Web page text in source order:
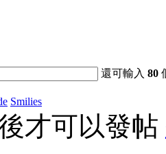
還可輸入80
Smilies
才可以發帖